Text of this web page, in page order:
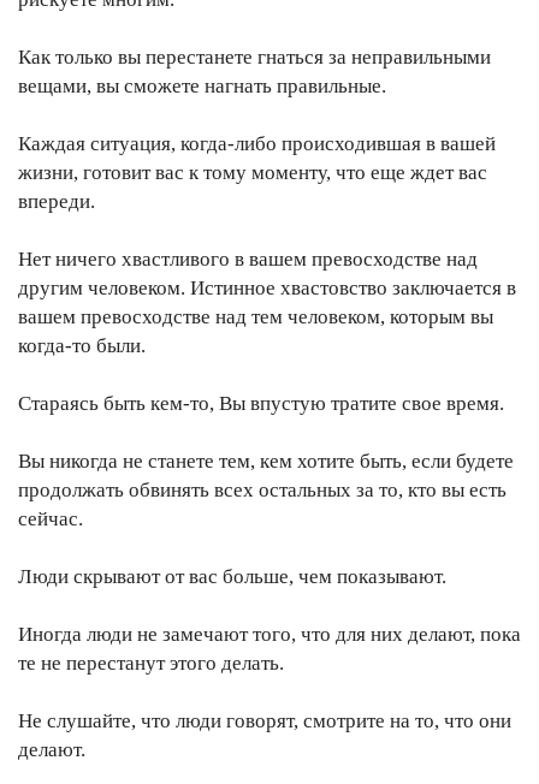
Как только вы перестанете гнаться за неправильными
вещами, вы сможете нагнать правильные.
Каждая ситуация, когда-либо происходившая в вашей
жизни, готовит вас к тому моменту, что еще ждет вас
впереди.
Нет ничего хвастливого в вашем превосходстве над
другим человеком. Истинное хвастовство заключается в
вашем превосходстве над тем человеком, которым вы
когда-то были.
Стараясь быть кем-то, Вы впустую тратите свое время.
Вы никогда не станете тем, кем хотите быть, если будете
продолжать обвинять всех остальных за то, кто вы есть
сейчас.
Люди скрывают от вас больше, чем показывают.
Иногда люди не замечают того, что для них делают, пока
те не перестанут этого делать.
Не слушайте, что люди говорят, смотрите на то, что они
делают.